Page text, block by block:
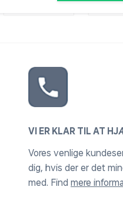
VI ER KLAR TIL AT
Vores venlige
dig, hvis der er det
med. Find mere